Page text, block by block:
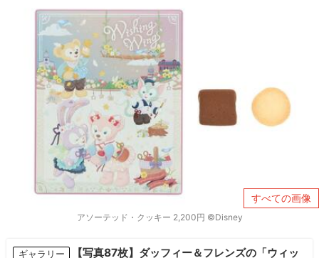
すべての画像
アソーテッド・クッキー 2,200円 ©Disney
ギャラリー
【写真87枚】ダッフィー＆フレンズの「ウィッ